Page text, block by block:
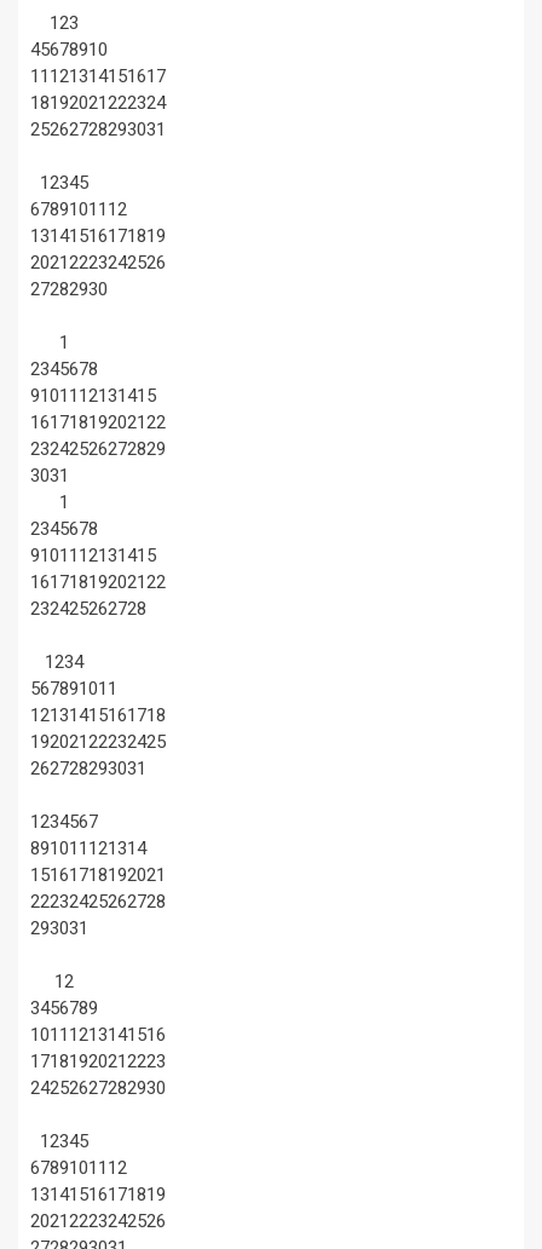
123
45678910
11 121314151617
18192021222324
25262728293031
12345
67891011 12
13141516171819
20212223242526
27282930
1
2345678
91011 12131415
16171819202122
23242526272829
3031
1
2345678
91011 12131415
16171819202122
232425262728
1234
567891011
12131415161718
19202122232425
262728293031
1234567
891011 121314
15161718192021
22232425262728
293031
12
3456789
1011 1213141516
17181920212223
24252627282930
12345
67891011 12
13141516171819
20212223242526